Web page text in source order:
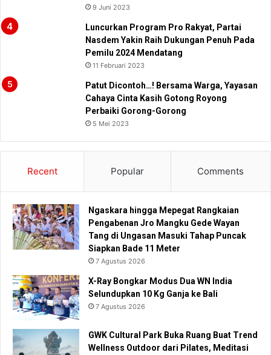
9 Juni 2023
Luncurkan Program Pro Rakyat, Partai
Nasdem Yakin Raih Dukungan Penuh Pada
Pemilu 2024 Mendatang
11 Februari 2023
Patut Dicontoh…! Bersama Warga, Yayasan
Cahaya Cinta Kasih Gotong Royong
Perbaiki Gorong-Gorong
5 Mei 2023
Recent Popular Comments
Ngaskara hingga Mepegat Rangkaian
Pengabenan Jro Mangku Gede Wayan
Tang di Ungasan Masuki Tahap Puncak
Siapkan Bade 11 Meter
7 Agustus 2026
X-Ray Bongkar Modus Dua WN India
Selundupkan 10 Kg Ganja ke Bali
7 Agustus 2026
GWK Cultural Park Buka Ruang Buat Trend
Wellness Outdoor dari Pilates, Meditasi